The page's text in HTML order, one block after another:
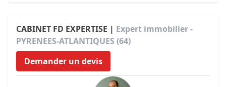
CABINET FD EXPERTISE | Expert immobilier -
PYRENEES-ATLANTIQUES (64)
Demander un devis